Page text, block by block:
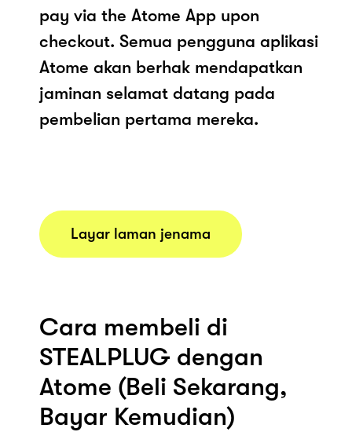
pay via the Atome App upon
checkout. Semua pengguna aplikasi
Atome akan berhak mendapatkan
jaminan selamat datang pada
pembelian pertama mereka.
Layar laman jenama
Cara membeli di
STEALPLUG dengan
Atome (Beli Sekarang,
Bayar Kemudian)